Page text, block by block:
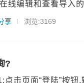
线编辑和查看导入
享 浏览:3169
?
击页面“登陆”按